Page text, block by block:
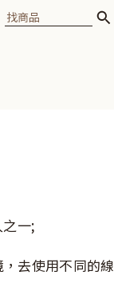
一;
去使用不同的線